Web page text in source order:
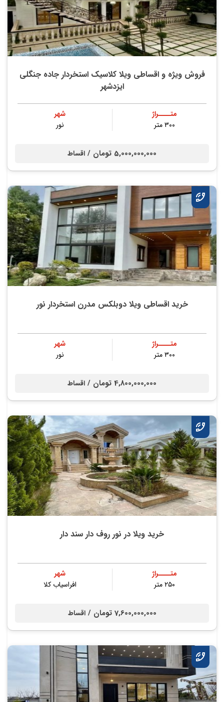
فروش ویژه و اقساطی ویلا کلاسیک استخردار جاده جنگلی
ایزدشهر
متــــراژ
۳۰۰ متر
شهر
نور
5,000,000,000 تومان / اقساط
خرید اقساطی ویلا دوبلکس مدرن استخردار نور
متــــراژ
۳۰۰ متر
شهر
نور
4,800,000,000 تومان / اقساط
خرید ویلا در نور روف دار سند دار
متــــراژ
۲۵۰ متر
شهر
افراسیاب کلا
7,600,000,000 تومان / اقساط